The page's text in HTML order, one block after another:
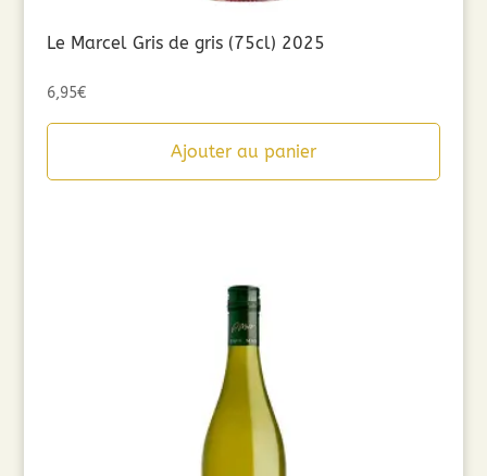
Le Marcel Gris de gris (75cl) 2025
6,95€
Ajouter au panier